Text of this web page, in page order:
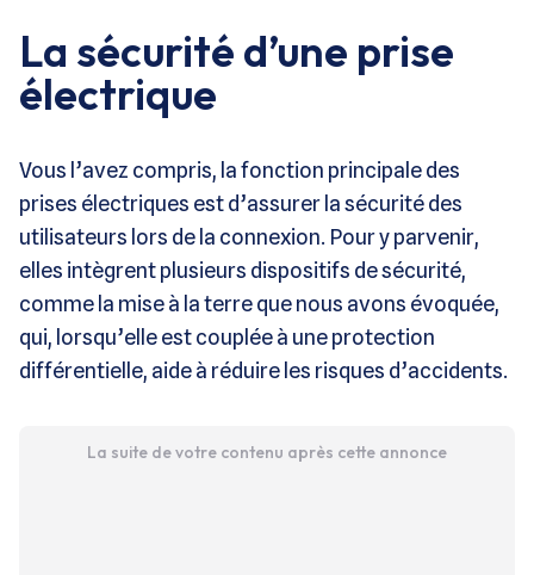
La sécurité d’une prise
électrique
Vous l’avez compris, la fonction principale des
prises électriques est d’assurer la sécurité des
utilisateurs lors de la connexion. Pour y parvenir,
elles intègrent plusieurs dispositifs de sécurité,
comme la mise à la terre que nous avons évoquée,
qui, lorsqu’elle est couplée à une protection
différentielle, aide à réduire les risques d’accidents.
La suite de votre contenu après cette annonce